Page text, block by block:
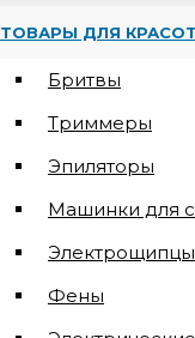
ТОВАРЫ ДЛЯ
Бритвы
Триммеры
Эпиляторы
Машинки для
Фены